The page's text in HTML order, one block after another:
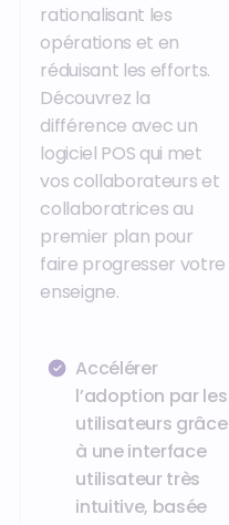
rationalisant les
opérations et en
réduisant les efforts.
Découvrez la
différence avec un
logiciel POS qui met
vos collaborateurs et
collaboratrices au
premier plan pour
faire progresser votre
enseigne.
Accélérer
l’adoption par les
utilisateurs grâce
à une interface
utilisateur très
intuitive, basée